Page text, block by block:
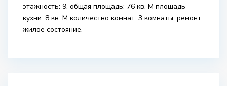
этажность: 9, общая площадь: 76 кв. М площадь
кухни: 8 кв. М количество комнат: 3 комнаты, ремонт:
жилое состояние.